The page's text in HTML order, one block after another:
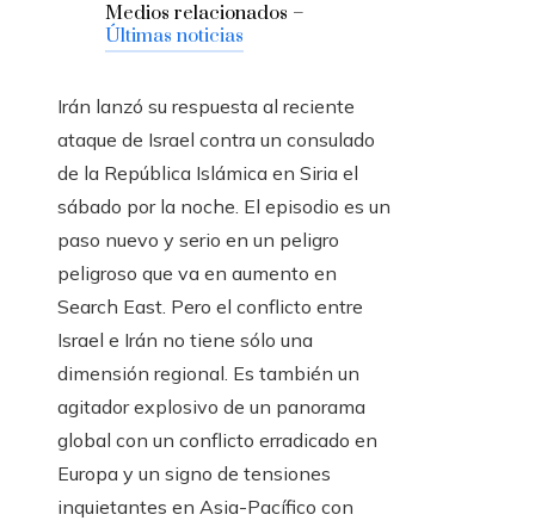
Medios relacionados –
Últimas noticias
Irán lanzó su respuesta al reciente
ataque de Israel contra un consulado
de la República Islámica en Siria el
sábado por la noche. El episodio es un
paso nuevo y serio en un peligro
peligroso que va en aumento en
Search East. Pero el conflicto entre
Israel e Irán no tiene sólo una
dimensión regional. Es también un
agitador explosivo de un panorama
global con un conflicto erradicado en
Europa y un signo de tensiones
inquietantes en Asia-Pacífico con